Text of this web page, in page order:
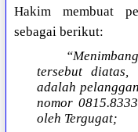
Hakim membuat
sebagai berikut:
tersebut diatas,
adalah
nomor
oleh Tergugat;